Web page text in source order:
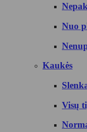
Nuo
Kaukės
Visų